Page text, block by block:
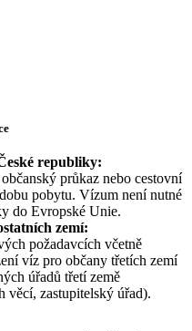
republiky:
průkaz nebo cestovní
pobytu. Vízum není nutné
do Evropské Unie.
zemí:
požadavcích včetně
víz pro občany třetích zemí
úřadů třetí země
věcí, zastupitelský úřad).